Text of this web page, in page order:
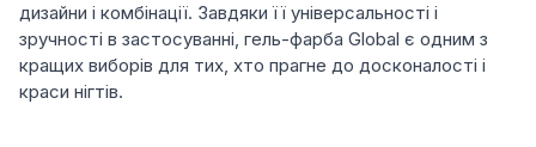
дизайни і комбінації. Завдяки її універсальності і
зручності в застосуванні, гель-фарба Global є одним з
кращих виборів для тих, хто прагне до досконалості і
краси нігтів.